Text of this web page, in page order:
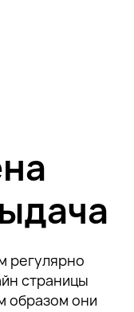
регулярно
страницы
образом они